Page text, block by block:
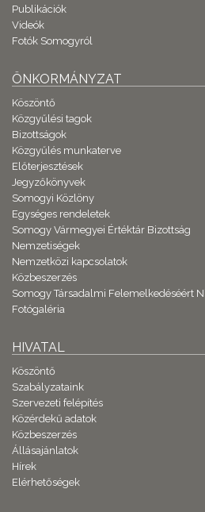
Publikációk
Videók
Fotók Somogyról
ÖNKORMÁNYZAT
Köszöntő
Közgyűlési tagok
Bizottságok
Közgyűlés munkaterve
Előterjesztések
Jegyzőkönyvek
Somogyi Közlöny
Egységes rendeletek
Somogy Vármegyei Értéktár Bizottság
Nemzetiségek
Nemzetközi kapcsolatok
Közbeszerzés
Somogy Társadalmi Felemelkedéséért
Fotógaléria
HIVATAL
Köszöntő
Szabályzataink
Szervezeti felépítés
Közérdekű adatok
Közbeszerzés
Állásajánlatok
Hírek
Elérhetőségek